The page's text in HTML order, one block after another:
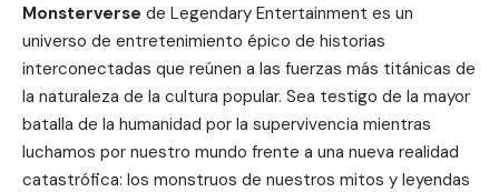
Monsterverse de Legendary Entertainment es un
universo de entretenimiento épico de historias
interconectadas que reúnen a las fuerzas más titánicas de
la naturaleza de la cultura popular. Sea testigo de la mayor
batalla de la humanidad por la supervivencia mientras
luchamos por nuestro mundo frente a una nueva realidad
catastrófica: los monstruos de nuestros mitos y leyendas